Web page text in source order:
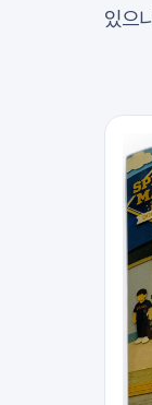
있으